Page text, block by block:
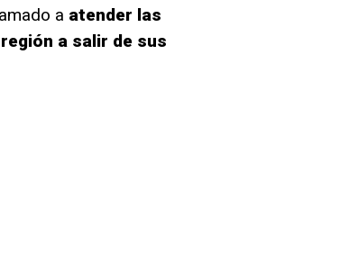
a atender las
a salir de sus